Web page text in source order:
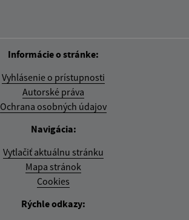
Informácie o stránke:
Vyhlásenie o prístupnosti
Autorské práva
Ochrana osobných údajov
Navigácia:
Vytlačiť aktuálnu stránku
Mapa stránok
Cookies
Rýchle odkazy: